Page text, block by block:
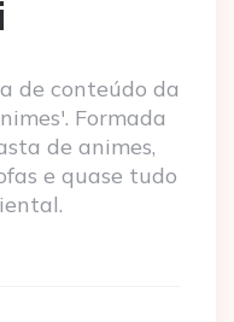
de conteúdo da
Formada
de animes,
e quase tudo